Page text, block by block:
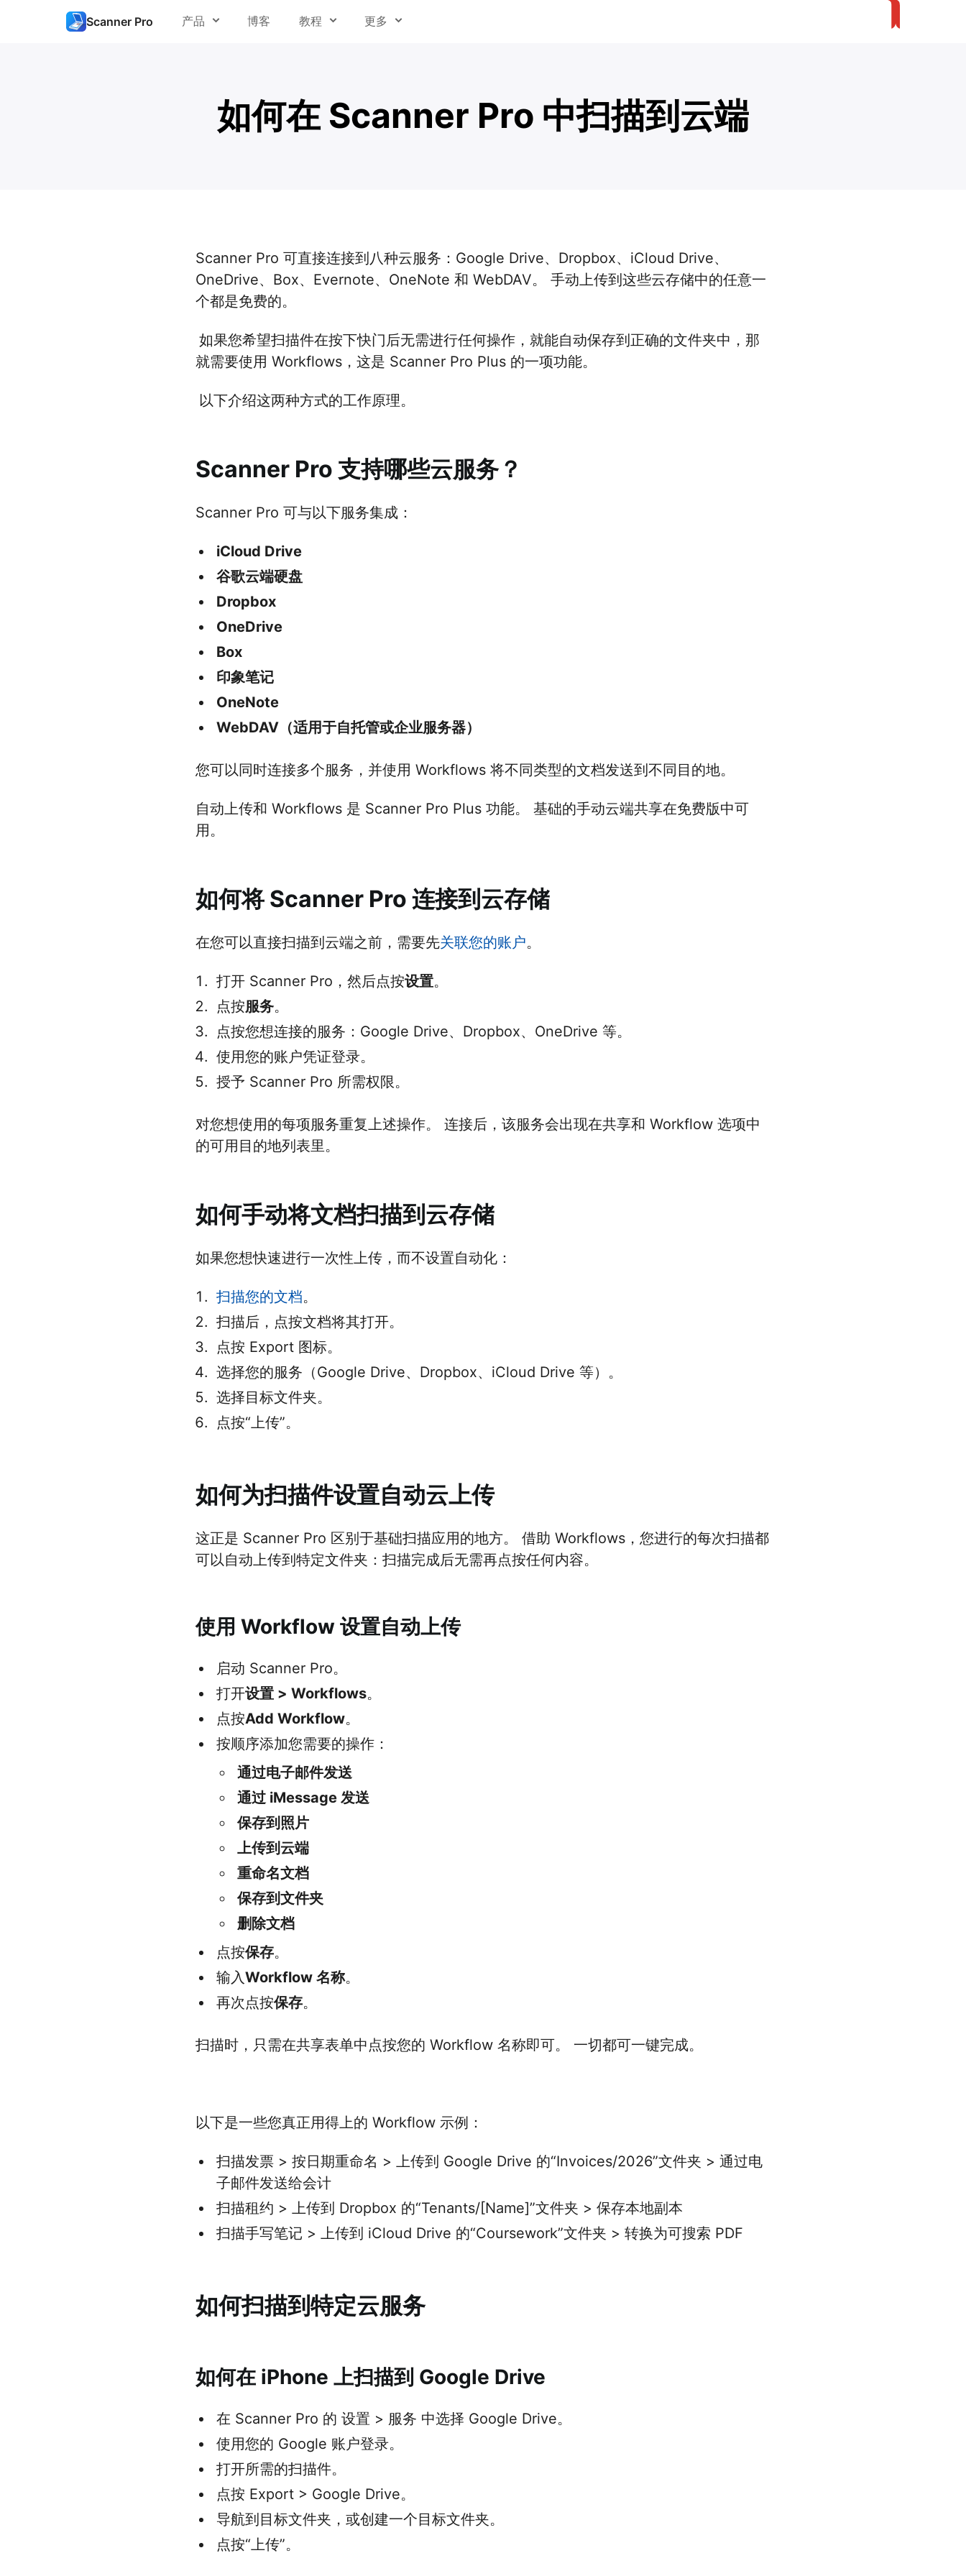
Scanner Pro 产品
Scanner Pro
博客 教程
从相册扫描
更多
帮助中心
如何在 Scanner Pro 中扫描到云端
Scanner Pro 可直接连接到八种云服务：Google Drive、Dropbox、iCloud Drive、
OneDrive、Box、Evernote、OneNote 和 WebDAV。 手动上传到这些云存储中的任意一
个都是免费的。
如果您希望扫描件在按下快门后无需进行任何操作，就能自动保存到正确的文件夹中，那
就需要使用 Workflows，这是 Scanner Pro Plus 的一项功能。
以下介绍这两种方式的工作原理。
Scanner Pro 支持哪些云服务？
Scanner Pro 可与以下服务集成：
iCloud Drive
谷歌云端硬盘
Dropbox
OneDrive
Box
印象笔记
OneNote
WebDAV（适用于自托管或企业服务器）
您可以同时连接多个服务，并使用 Workflows 将不同类型的文档发送到不同目的地。
自动上传和 Workflows 是 Scanner Pro Plus 功能。 基础的手动云端共享在免费版中可
用。
如何将 Scanner Pro 连接到云存储
在您可以直接扫描到云端之前，需要先关联您的账户。
打开 Scanner Pro，然后点按设置。
点按服务。
点按您想连接的服务：Google Drive、Dropbox、OneDrive 等。
使用您的账户凭证登录。
授予 Scanner Pro 所需权限。
对您想使用的每项服务重复上述操作。 连接后，该服务会出现在共享和 Workflow 选项中
的可用目的地列表里。
如何手动将文档扫描到云存储
如果您想快速进行一次性上传，而不设置自动化：
扫描您的文档。
扫描后，点按文档将其打开。
点按 Export 图标。
选择您的服务（Google Drive、Dropbox、iCloud Drive 等）。
选择目标文件夹。
点按“上传”。
如何为扫描件设置自动云上传
这正是 Scanner Pro 区别于基础扫描应用的地方。 借助 Workflows，您进行的每次扫描都
可以自动上传到特定文件夹：扫描完成后无需再点按任何内容。
使用 Workflow 设置自动上传
启动 Scanner Pro。
打开设置 > Workflows。
点按Add Workflow。
按顺序添加您需要的操作：
通过电子邮件发送
通过 iMessage 发送
保存到照片
上传到云端
重命名文档
保存到文件夹
删除文档
点按保存。
输入Workflow 名称。
再次点按保存。
扫描时，只需在共享表单中点按您的 Workflow 名称即可。 一切都可一键完成。
以下是一些您真正用得上的 Workflow 示例：
扫描发票 > 按日期重命名 > 上传到 Google Drive 的“Invoices/2026”文件夹 > 通过电
子邮件发送给会计
扫描租约 > 上传到 Dropbox 的“Tenants/[Name]”文件夹 > 保存本地副本
扫描手写笔记 > 上传到 iCloud Drive 的“Coursework”文件夹 > 转换为可搜索 PDF
如何扫描到特定云服务
如何在 iPhone 上扫描到 Google Drive
在 Scanner Pro 的 设置 > 服务 中选择 Google Drive。
使用您的 Google 账户登录。
打开所需的扫描件。
点按 Export > Google Drive。
导航到目标文件夹，或创建一个目标文件夹。
点按“上传”。